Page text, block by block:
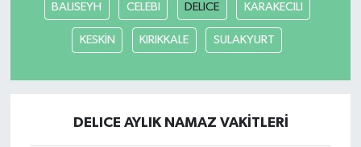
BALISEYH CELEBI DELICE KARAKECILI
KESKİN KIRIKKALE SULAKYURT
DELICE AYLIK NAMAZ VAKITLERI